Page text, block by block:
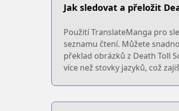
Jak sledovat a přeložit
Použití TranslateManga pro
seznamu čtení. Můžete
překlad obrázků z Death Toll
více než stovky jazyků, což